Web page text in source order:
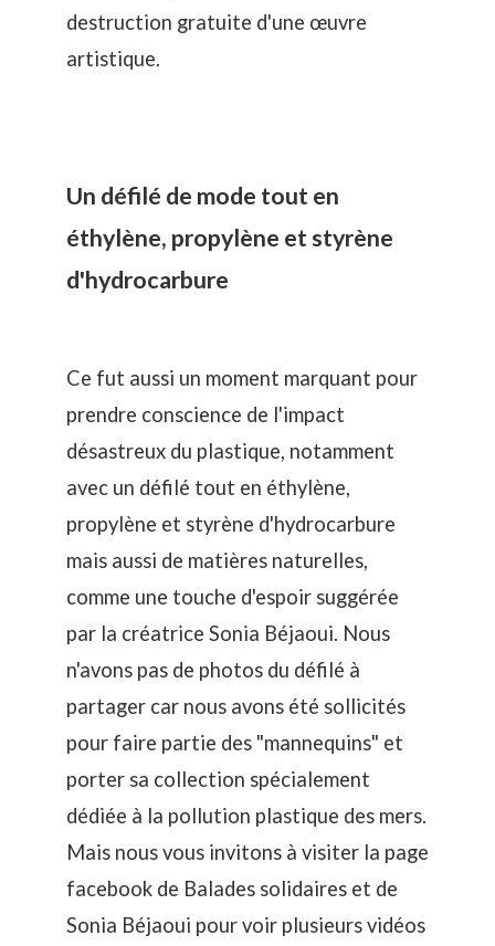
destruction gratuite d'une œuvre
artistique.
Un défilé de mode tout en
éthylène, propylène et styrène
d'hydrocarbure
Ce fut aussi un moment marquant pour
prendre conscience de l'impact
désastreux du plastique, notamment
avec un défilé tout en éthylène,
propylène et styrène d'hydrocarbure
mais aussi de matières naturelles,
comme une touche d'espoir suggérée
par la créatrice Sonia Béjaoui. Nous
n'avons pas de photos du défilé à
partager car nous avons été sollicités
pour faire partie des "mannequins" et
porter sa collection spécialement
dédiée à la pollution plastique des mers.
Mais nous vous invitons à visiter la page
facebook de Balades solidaires et de
Sonia Béjaoui pour voir plusieurs vidéos